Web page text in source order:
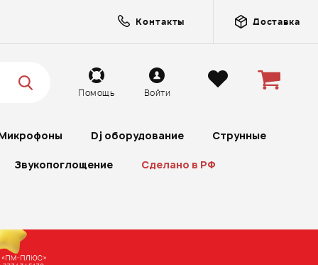
Контакты Доставка
Помощь Войти
Dj оборудование Струнные
Звукопоглощение Сделано в РФ